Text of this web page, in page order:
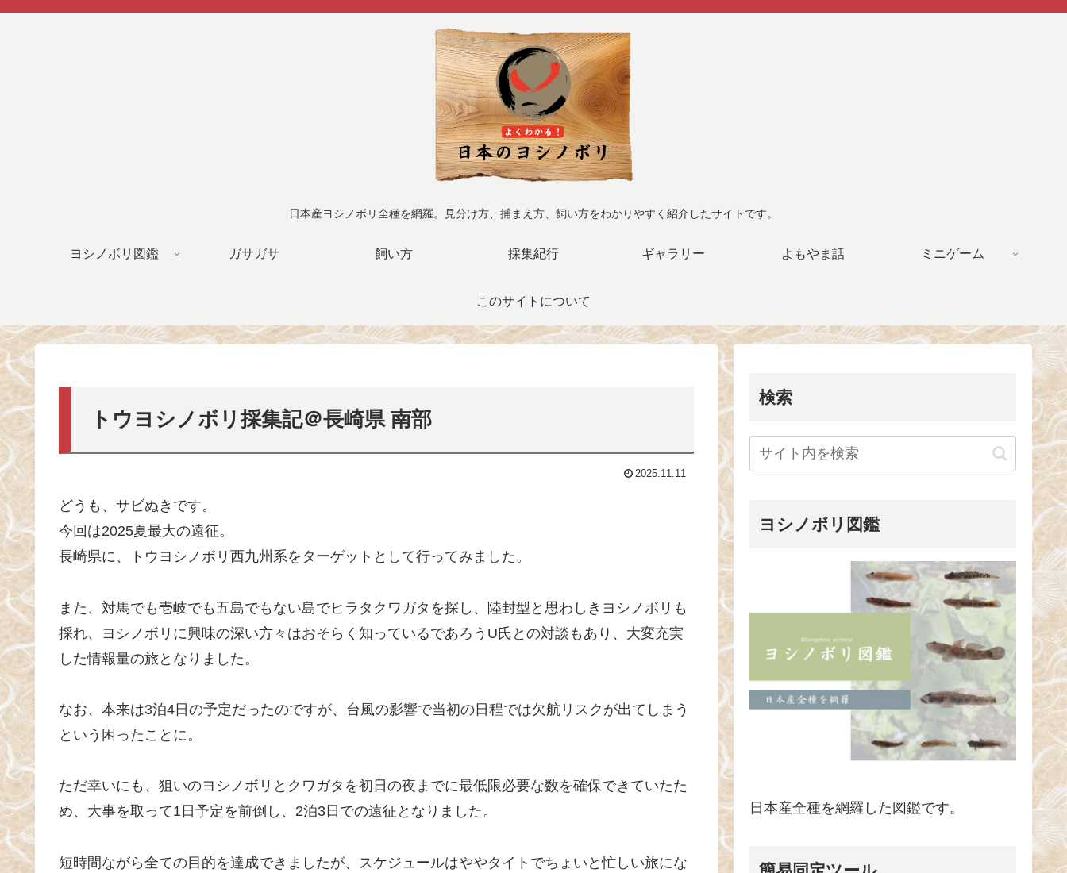
日本産ヨシノボリ全種を網羅。見分け方、捕まえ方、飼い方をわかりやすく紹介したサイトです。
ヨシノボリ図鑑 ガサガサ 飼い方 採集紀行 ギャラリー よもやま話 ミニゲーム
このサイトについて
トウヨシノボリ採集記＠長崎県 南部
2025.11.11
どうも、サビぬきです。
今回は2025夏最大の遠征。
長崎県に、トウヨシノボリ西九州系をターゲットとして行ってみました。
また、対馬でも壱岐でも五島でもない島でヒラタクワガタを探し、陸封型と思わしきヨシノボリも
採れ、ヨシノボリに興味の深い方々はおそらく知っているであろうU氏との対談もあり、大変充実
した情報量の旅となりました。
なお、本来は3泊4日の予定だったのですが、台風の影響で当初の日程では欠航リスクが出てしまう
という困ったことに。
ただ幸いにも、狙いのヨシノボリとクワガタを初日の夜までに最低限必要な数を確保できていたた
め、大事を取って1日予定を前倒し、2泊3日での遠征となりました。
短時間ながら全ての目的を達成できましたが、スケジュールはややタイトでちょいと忙しい旅にな
検索
ヨシノボリ図鑑
日本産全種を網羅した図鑑です。